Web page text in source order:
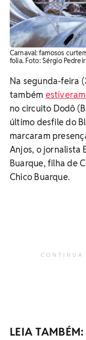
Carnaval: famosos
folia. Foto: Sérgio
Na segunda-feira
também
no circuito Dodô
último desfile do
marcaram
Anjos, o jornalista
Buarque, filha de
Chico Buarque.
CONTINUA
LEIA TAMBÉM: